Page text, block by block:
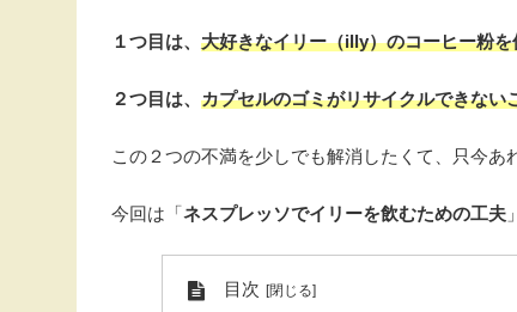
１つ目は、 大好きなイリー（illy）のコーヒー粉
２つ目は、 カプセルのゴミがリサイクルできない
この２つの不満を少しでも解消したくて、只今あ
今回は「ネスプレッソでイリーを飲むための工夫
目次